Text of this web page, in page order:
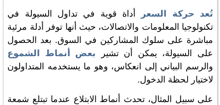
تُعد حركة السعر
أداة قوية في تداول السيولة في
تكنولوجيا المعلومات والاتصالات، حيث أنها توفر أدلة مرئية
مباشرة على سلوك المشاركين في السوق. بعد الحصول
على السيولة، يمكن أن تشير بعض أنماط الشموع
والرسم البياني إلى انعكاس، وهو ما يستخدمه المتداولون
لاختيار لحظة الدخول.
على سبيل المثال، تحدث أنماط الابتلاع عندما تبتلع شمعة